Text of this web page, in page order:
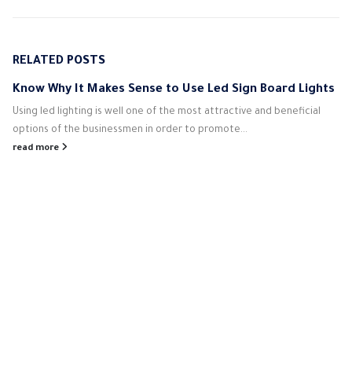
RELATED POSTS
Know Why It Makes Sense to Use Led Sign Board Lights
Using led lighting is well one of the most attractive and beneficial
options of the businessmen in order to promote...
read more